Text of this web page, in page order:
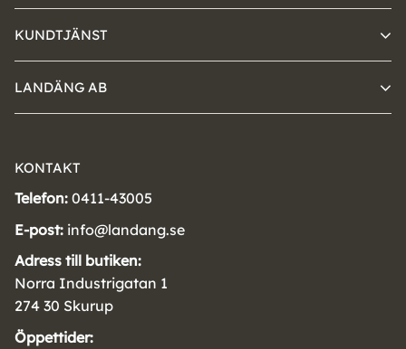
KUNDTJÄNST
LANDÄNG AB
KONTAKT
Telefon: 0411-43005
E-post: info@landang.se
Adress till butiken:
Norra Industrigatan 1
274 30 Skurup
Öppettider: